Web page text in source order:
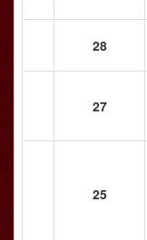
28
27
25